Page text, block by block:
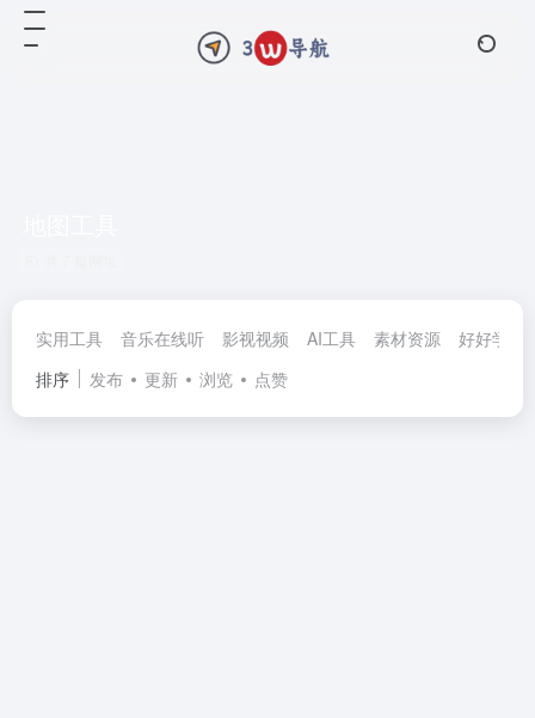
实用工具 音乐在线听 影视视频 AI工具 素材资源
好好学习
排序
发布 更新 浏览 点赞